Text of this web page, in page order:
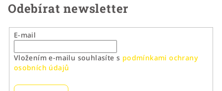
Odebírat newsletter
E-mail
Vložením e-mailu souhlasíte s podmínkami ochrany
osobních údajů